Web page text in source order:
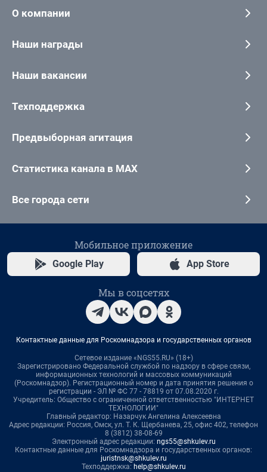
О компании
Наши награды
Наши вакансии
Техподдержка
Предвыборная агитация
Статистика канала в MAX
Все города сети
Мобильное приложение
Google Play App Store
Мы в соцсетях
Контактные данные для Роскомнадзора и государственных органов
Сетевое издание «NGS55.RU» (18+)
Зарегистрировано Федеральной службой по надзору в сфере связи,
информационных технологий и массовых коммуникаций
(Роскомнадзор). Регистрационный номер и дата принятия решения о
регистрации - ЭЛ № ФС 77 - 78819 от 07.08.2020 г.
Учредитель: Общество с ограниченной ответственностью "ИНТЕРНЕТ
ТЕХНОЛОГИИ"
Главный редактор: Назарчук Ангелина Алексеевна
Адрес редакции: Россия, Омск, ул. Т. К. Щербанева, 25, офис 402, телефон
8 (3812) 38-08-69
Электронный адрес редакции: ngs55@shkulev.ru
Контактные данные для Роскомнадзора и государственных органов:
juristnsk@shkulev.ru
Техподдержка: help@shkulev.ru